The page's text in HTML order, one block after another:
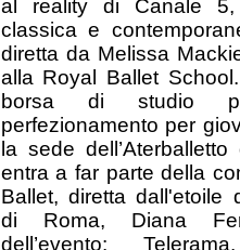
al reality di Canale
classica e
diretta da Melissa
alla Royal Ballet
borsa di studio
perfezionamento per
la sede
entra a far parte della
Ballet, diretta dall'etoile
di Roma, Diana
dell’evento: